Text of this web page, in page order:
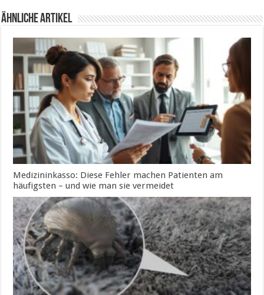
ähnliche Artikel
Medizininkasso: Diese Fehler machen Patienten am
häufigsten – und wie man sie vermeidet